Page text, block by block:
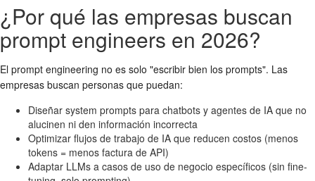
¿Por qué las empresas buscan
prompt engineers en 2026?
El prompt engineering no es solo "escribir bien los prompts". Las
empresas buscan personas que puedan:
Diseñar system prompts para chatbots y agentes de IA que no
alucinen ni den información incorrecta
Optimizar flujos de trabajo de IA que reducen costos (menos
tokens = menos factura de API)
Adaptar LLMs a casos de uso de negocio específicos (sin fine-